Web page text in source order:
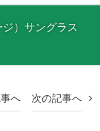
ジ）サングラス
へ 次の記事へ